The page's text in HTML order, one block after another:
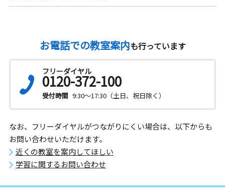
お電話での教室案内も行っています
フリーダイヤル
0120-372-100
受付時間 9:30～17:30（土日、祝日除く）
なお、フリーダイヤルがつながりにくい場合は、以下からも
お問い合わせいただけます。
近くの教室を案内してほしい
学習に関するお問い合わせ